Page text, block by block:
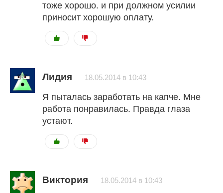
тоже хорошо. и при должном усилии
приносит хорошую оплату.
Лидия 18.05.2014 в 10:43
Я пыталась заработать на капче. Мне
работа понравилась. Правда глаза
устают.
Виктория 18.05.2014 в 10:43